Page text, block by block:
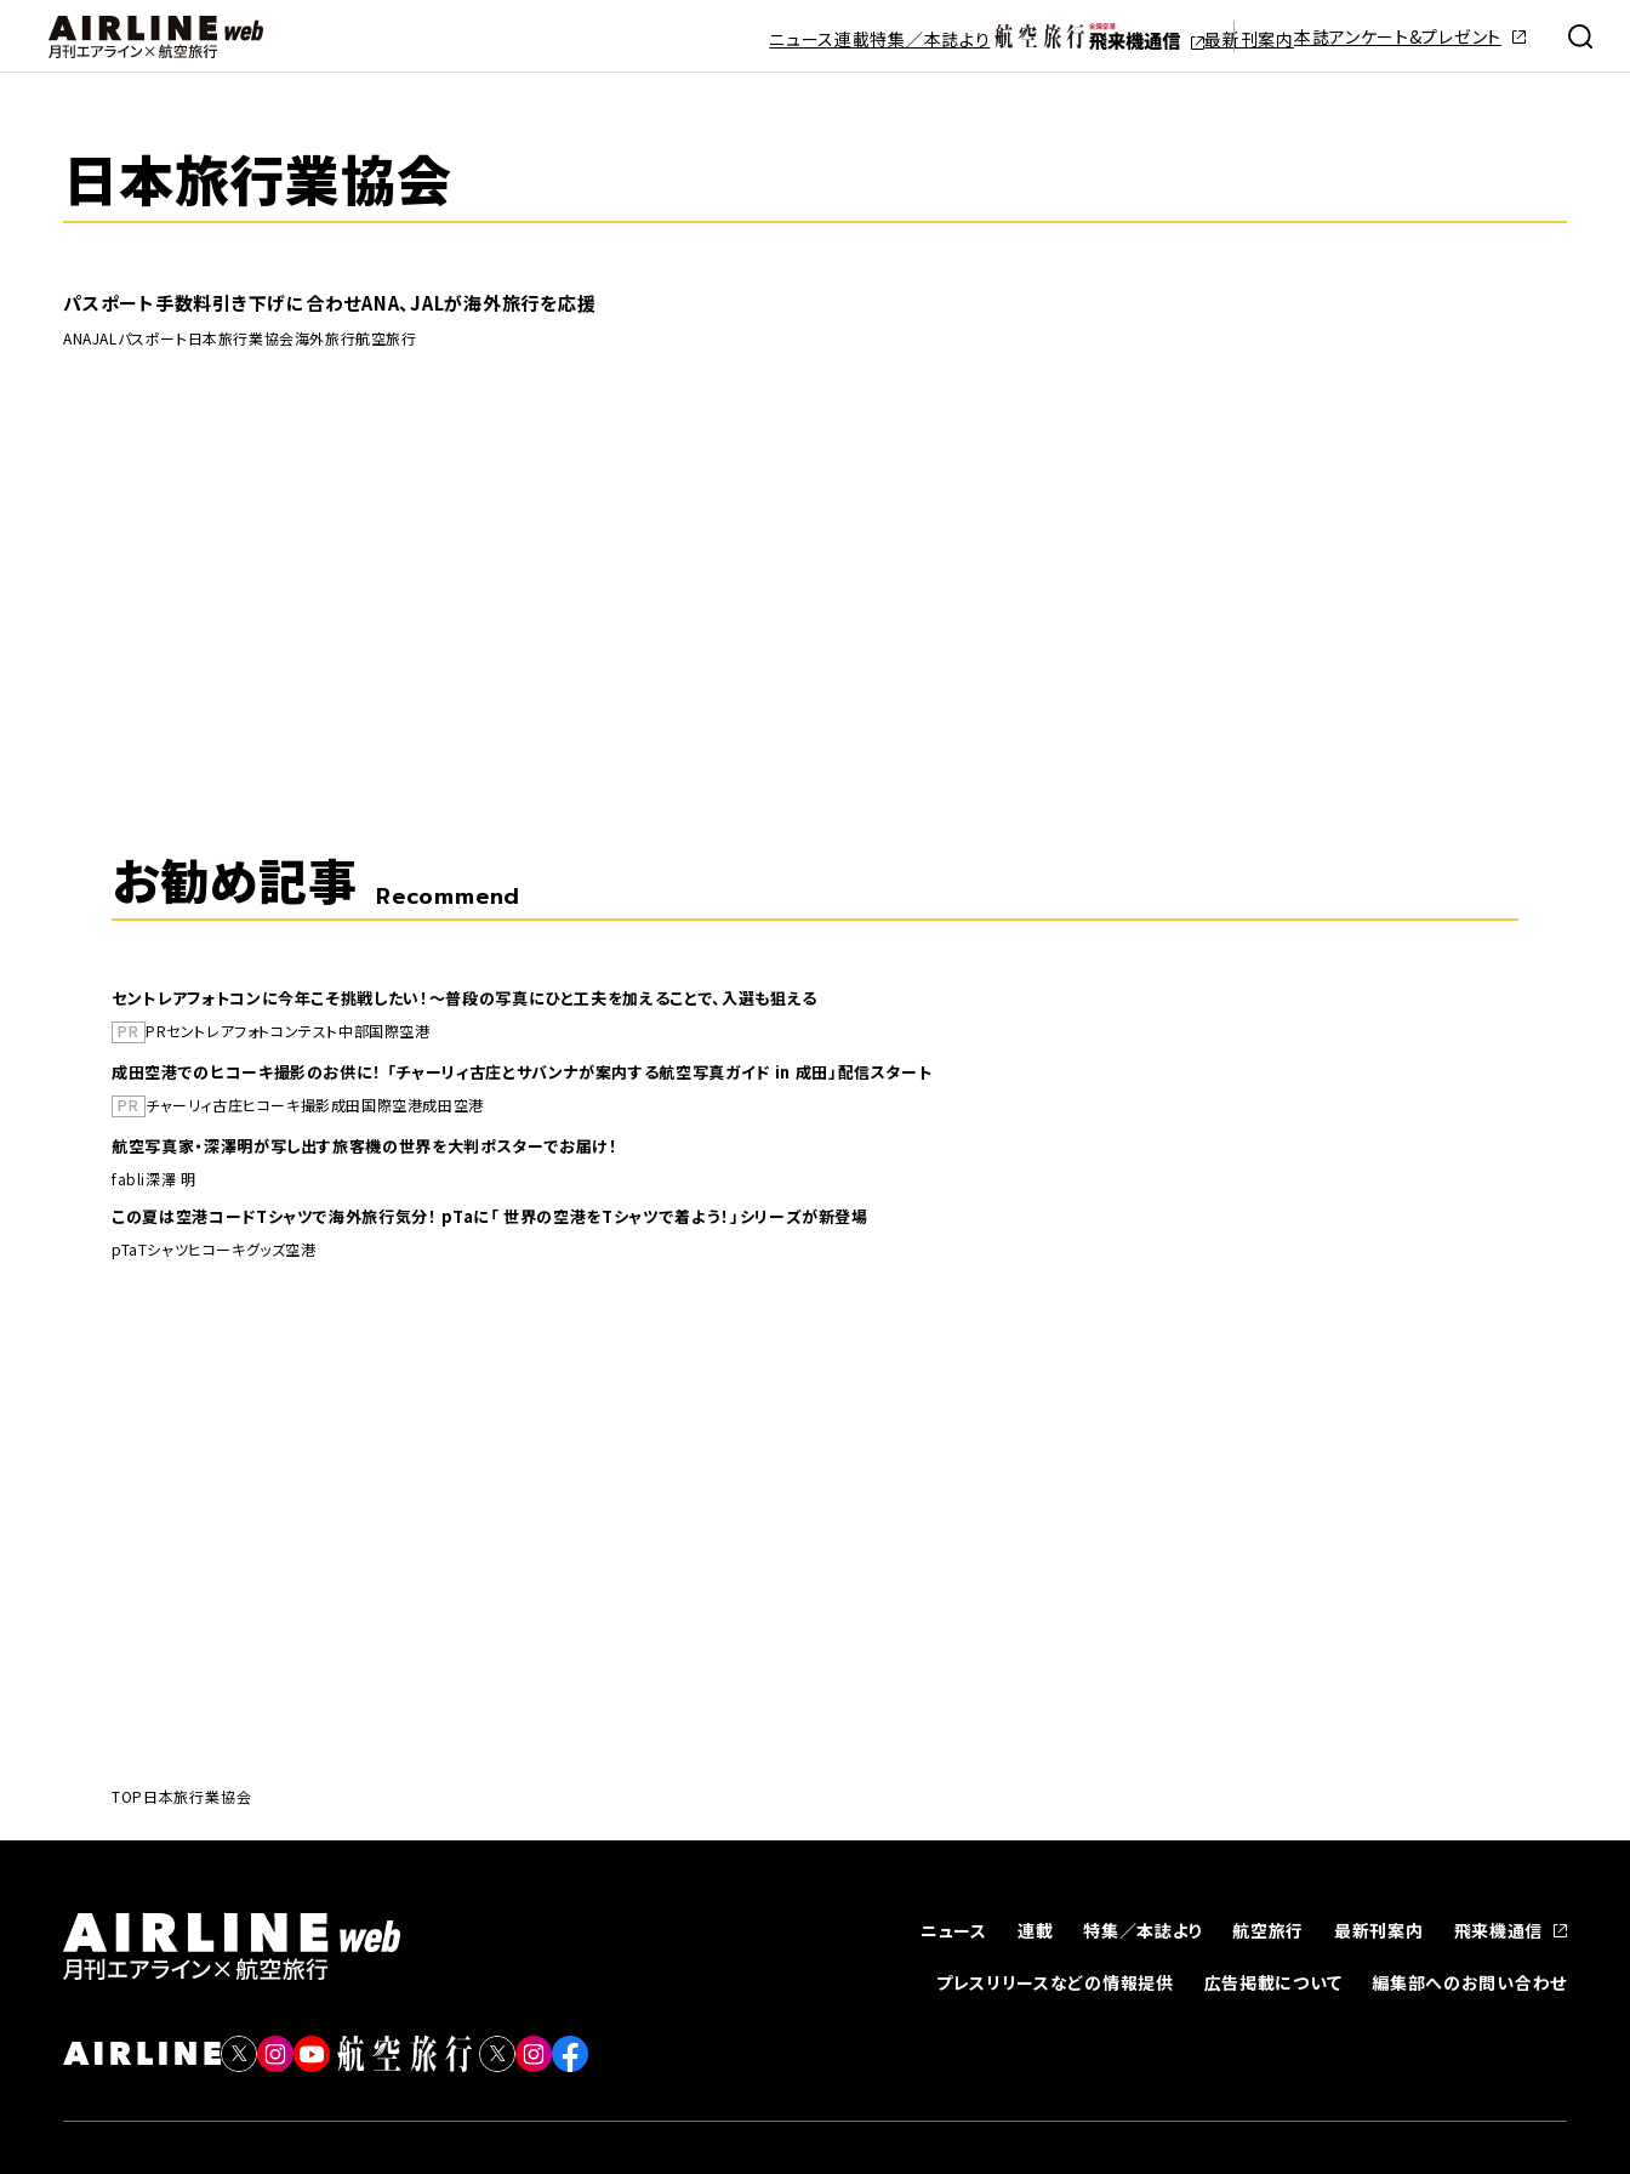
ニュース連載特集／本誌より 最新刊案内本誌アンケート&プレゼント
日本旅行業協会
パスポート手数料引き下げに合わせANA、JALが海外旅行を応援
ANAJAL パスポート日本旅行業協会海外旅行航空旅行
お勧め記事 Recommend
セントレアフォトコンに今年こそ挑戦したい！～普段の写真にひと工夫を加えることで、入選も狙える
PR PRセントレアフォトコンテスト中部国際空港
成田空港でのヒコーキ撮影のお供に！ 「チャーリィ古庄とサバンナが案内する航空写真ガイド in 成田」配信スタート
PR チャーリィ古庄ヒコーキ撮影成田国際空港成田空港
航空写真家・深澤明が写し出す旅客機の世界を大判ポスターでお届け！
fabli深澤 明
この夏は空港コードTシャツで海外旅行気分！ pTaに「 世界の空港をTシャツで着よう！」シリーズが新登場
pTaTシャツヒコーキグッズ空港
TOP日本旅行業協会
ニュース 連載 特集／本誌より 航空旅行 最新刊案内 飛来機通信
プレスリリースなどの情報提供 広告掲載について 編集部へのお問い合わせ